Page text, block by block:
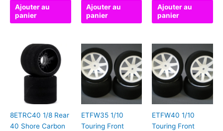
Ajouter au
panier
Ajouter au
panier
Ajouter au
panier
8ETRC40 1/8 Rear
40 Shore Carbon
ETFW35 1/10
Touring Front
ETFW40 1/10
Touring Front